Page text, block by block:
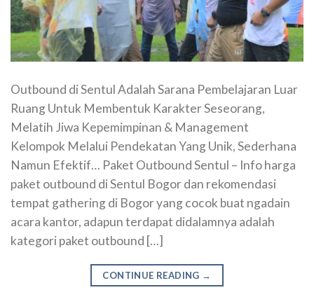
Outbound di Sentul Adalah Sarana Pembelajaran Luar
Ruang Untuk Membentuk Karakter Seseorang,
Melatih Jiwa Kepemimpinan & Management
Kelompok Melalui Pendekatan Yang Unik, Sederhana
Namun Efektif… Paket Outbound Sentul – Info harga
paket outbound di Sentul Bogor dan rekomendasi
tempat gathering di Bogor yang cocok buat ngadain
acara kantor, adapun terdapat didalamnya adalah
kategori paket outbound […]
CONTINUE READING →